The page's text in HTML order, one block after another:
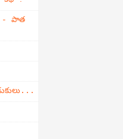
- పాత